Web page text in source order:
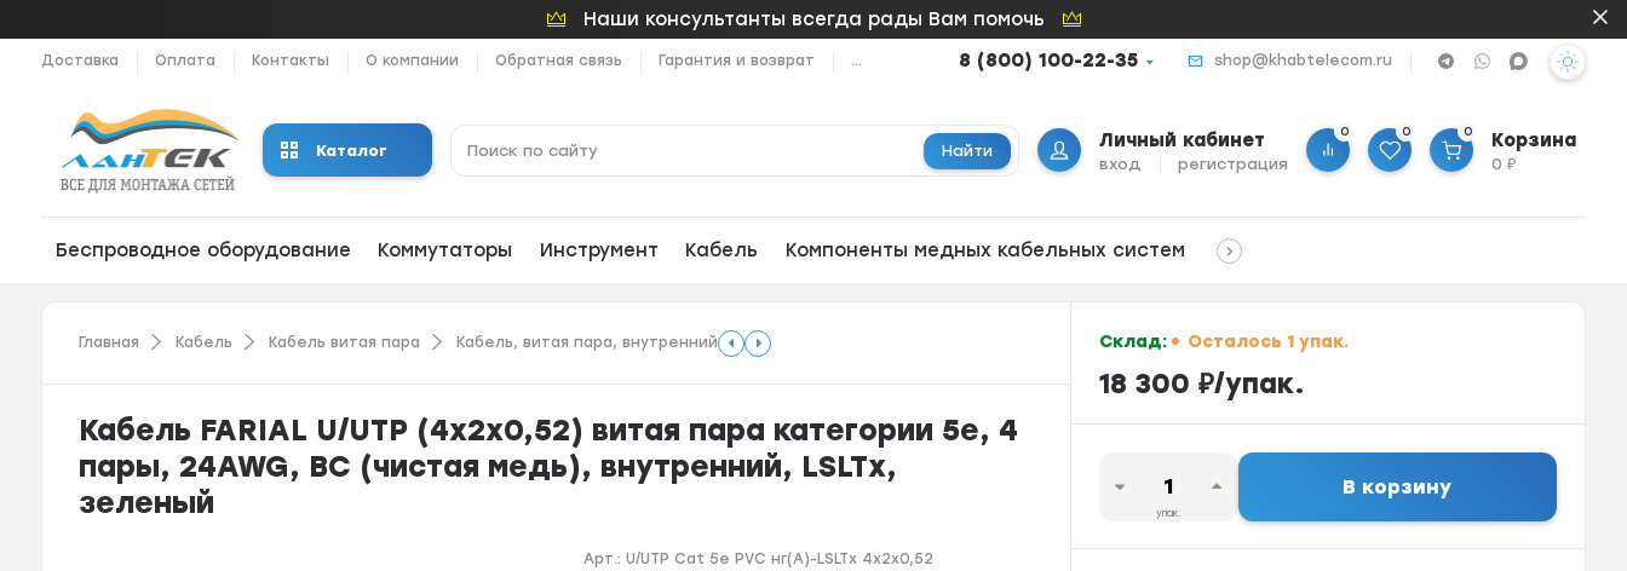
Наши консультанты всегда рады Вам помочь
Доставка Оплата Контакты О компании Обратная связь Гарантия и возврат ... 8 (800) 100-22-35 shop@khabtelecom.ru
Каталог Найти Личный кабинет
вход регистрация
0 0 0 Корзина
0₽
Беспроводное оборудование Коммутаторы Инструмент Кабель Компоненты медных кабельных систем
Главная Кабель Кабель витая пара Кабель, витая пара, внутренний
Кабель FARIAL U/UTP (4x2x0,52) витая пара категории 5e, 4
пары, 24AWG, BC (чистая медь), внутренний, LSLTx,
зеленый
Арт.:U/UTP Cat 5e PVC нг(А)-LSLTx 4x2x0,52
Склад: Осталось 1 упак.
18 300 ₽/упак.
упак.
В корзину